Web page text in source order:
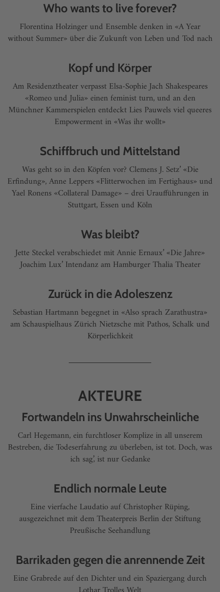
Who wants to live forever?
Florentina Holzinger und Ensemble denken in «A Year
without Summer» über die Zukunft von Leben und Tod nach
Kopf und Körper
Am Residenztheater verpasst Elsa-Sophie Jach Shakespeares
«Romeo und Julia» einen feminist turn, und an den
Münchner Kammerspielen entdeckt Lies Pauwels viel queeres
Empowerment in «Was ihr wollt»
Schiffbruch und Mittelstand
Was geht so in den Köpfen vor? Clemens J. Setz’ «Die
Erfindung», Anne Leppers «Flitterwochen im Fertighaus» und
Yael Ronens «Collateral Damage» – drei Uraufführungen in
Stuttgart, Essen und Köln
Was bleibt?
Jette Steckel verabschiedet mit Annie Ernaux’ «Die Jahre»
Joachim Lux’ Intendanz am Hamburger Thalia Theater
Zurück in die Adoleszenz
Sebastian Hartmann begegnet in «Also sprach Zarathustra»
am Schauspielhaus Zürich Nietzsche mit Pathos, Schalk und
Körperlichkeit
AKTEURE
Fortwandeln ins Unwahrscheinliche
Carl Hegemann, ein furchtloser Komplize in all unserem
Bestreben, die Todeserfahrung zu überleben, ist tot. Doch, was
ich sag’, ist nur Gedanke
Endlich normale Leute
Eine vierfache Laudatio auf Christopher Rüping,
ausgezeichnet mit dem Theaterpreis Berlin der Stiftung
Preußische Seehandlung
Barrikaden gegen die anrennende Zeit
Eine Grabrede auf den Dichter und ein Spaziergang durch